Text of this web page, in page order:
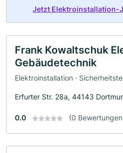
Jetzt Elektroinstallation-
Frank Kowaltschuk
Gebäudetechnik
Elektroinstallation ·
Erfurter Str. 28a, 44143
0.0 (0